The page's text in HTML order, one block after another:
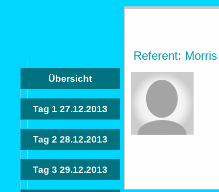
Übersicht
Tag 1 27.12.2013
Tag 2 28.12.2013
Tag 3 29.12.2013
Referent: